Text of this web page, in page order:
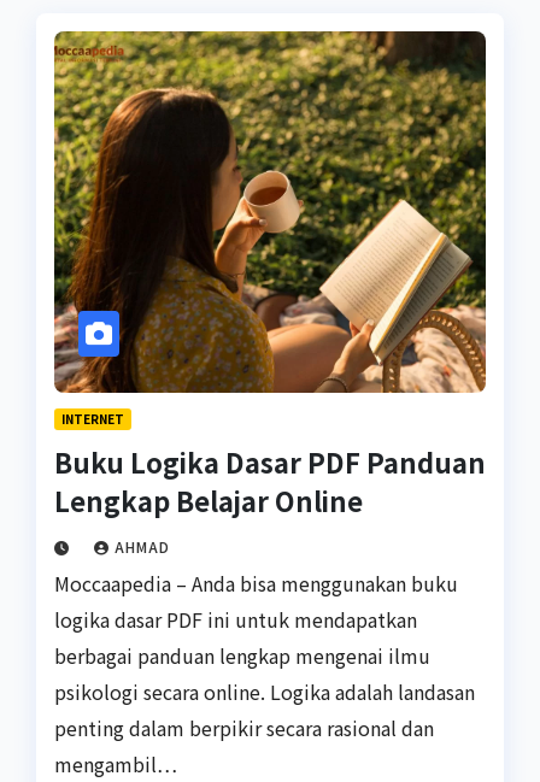
INTERNET
Buku Logika Dasar PDF Panduan
Lengkap Belajar Online
AHMAD
Moccaapedia – Anda bisa menggunakan buku
logika dasar PDF ini untuk mendapatkan
berbagai panduan lengkap mengenai ilmu
psikologi secara online. Logika adalah landasan
penting dalam berpikir secara rasional dan
mengambil…